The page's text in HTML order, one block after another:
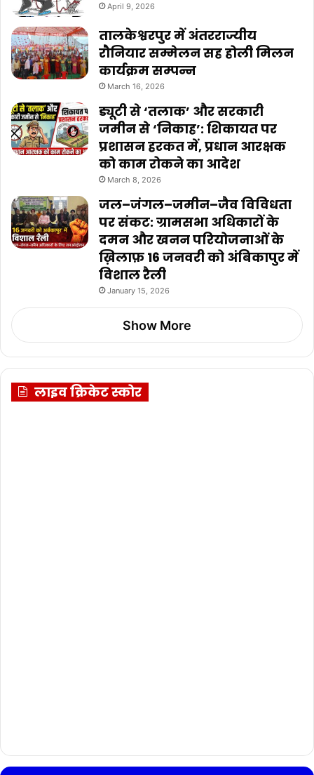
April 9, 2026
तालकेश्वरपुर में अंतरराज्यीय
रौनियार सम्मेलन सह होली मिलन
कार्यक्रम सम्पन्न
March 16, 2026
ड्यूटी से ‘तलाक’ और सरकारी
जमीन से ‘निकाह’: शिकायत पर
प्रशासन हरकत में, प्रधान आरक्षक
को काम रोकने का आदेश
March 8, 2026
जल–जंगल–जमीन–जैव विविधता
पर संकट: ग्रामसभा अधिकारों के
दमन और खनन परियोजनाओं के
ख़िलाफ़ 16 जनवरी को अंबिकापुर में
विशाल रैली
January 15, 2026
Show More
लाइव क्रिकेट स्कोर